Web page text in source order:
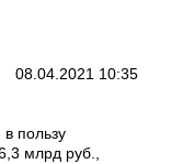
08.04.2021 10:35
пользу
млрд руб.,